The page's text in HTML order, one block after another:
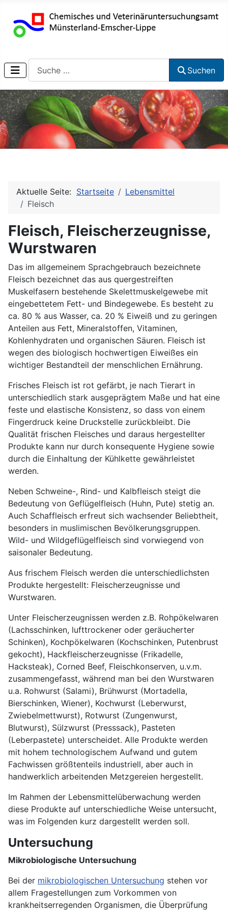
Suchen
Aktuelle Seite: Startseite
Lebensmittel
Fleisch
Fleisch, Fleischerzeugnisse,
Wurstwaren
Das im allgemeinem Sprachgebrauch bezeichnete
Fleisch bezeichnet das aus quergestreiften
Muskelfasern bestehende Skelettmuskelgewebe mit
eingebettetem Fett- und Bindegewebe. Es besteht zu
ca. 80 % aus Wasser, ca. 20 % Eiweiß und zu geringen
Anteilen aus Fett, Mineralstoffen, Vitaminen,
Kohlenhydraten und organischen Säuren. Fleisch ist
wegen des biologisch hochwertigen Eiweißes ein
wichtiger Bestandteil der menschlichen Ernährung.
Frisches Fleisch ist rot gefärbt, je nach Tierart in
unterschiedlich stark ausgeprägtem Maße und hat eine
feste und elastische Konsistenz, so dass von einem
Fingerdruck keine Druckstelle zurückbleibt. Die
Qualität frischen Fleisches und daraus hergestellter
Produkte kann nur durch konsequente Hygiene sowie
durch die Einhaltung der Kühlkette gewährleistet
werden.
Neben Schweine-, Rind- und Kalbfleisch steigt die
Bedeutung von Geflügelfleisch (Huhn, Pute) stetig an.
Auch Schaffleisch erfreut sich wachsender Beliebtheit,
besonders in muslimischen Bevölkerungsgruppen.
Wild- und Wildgeflügelfleisch sind vorwiegend von
saisonaler Bedeutung.
Aus frischem Fleisch werden die unterschiedlichsten
Produkte hergestellt: Fleischerzeugnisse und
Wurstwaren.
Unter Fleischerzeugnissen werden z.B. Rohpökelwaren
(Lachsschinken, lufttrockener oder geräucherter
Schinken), Kochpökelwaren (Kochschinken, Putenbrust
gekocht), Hackfleischerzeugnisse (Frikadelle,
Hacksteak), Corned Beef, Fleischkonserven, u.v.m.
zusammengefasst, während man bei den Wurstwaren
u.a. Rohwurst (Salami), Brühwurst (Mortadella,
Bierschinken, Wiener), Kochwurst (Leberwurst,
Zwiebelmettwurst), Rotwurst (Zungenwurst,
Blutwurst), Sülzwurst (Presssack), Pasteten
(Leberpastete) unterscheidet. Alle Produkte werden
mit hohem technologischem Aufwand und gutem
Fachwissen größtenteils industriell, aber auch in
handwerklich arbeitenden Metzgereien hergestellt.
Im Rahmen der Lebensmittelüberwachung werden
diese Produkte auf unterschiedliche Weise untersucht,
was im Folgenden kurz dargestellt werden soll.
Untersuchung
Mikrobiologische Untersuchung
Bei der mikrobiologischen Untersuchung stehen vor
allem Fragestellungen zum Vorkommen von
krankheitserregenden Organismen, die Überprüfung